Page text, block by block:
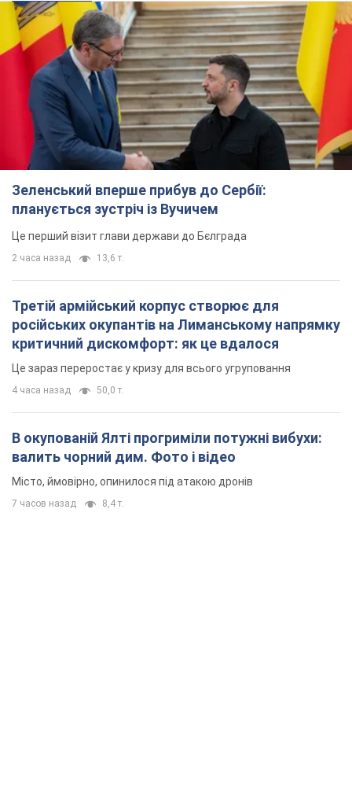
Зеленський вперше прибув до Сербії:
планується зустріч із Вучичем
Це перший візит глави держави до Бєлграда
2 часа назад 13,6 т.
Третій армійський корпус створює для
російських окупантів на Лиманському напрямку
критичний дискомфорт: як це вдалося
Це зараз переростає у кризу для всього угруповання
4 часа назад 50,0 т.
В окупованій Ялті прогриміли потужні вибухи:
валить чорний дим. Фото і відео
Місто, ймовірно, опинилося під атакою дронів
7 часов назад 8,4 т.